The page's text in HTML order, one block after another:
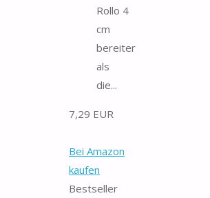
Rollo 4
cm
bereiter
als
die...
7,29 EUR
Bei Amazon
kaufen
Bestseller